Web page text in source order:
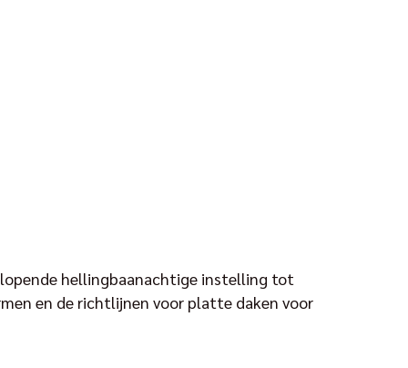
hellingbaanachtige instelling tot
en de richtlijnen voor platte daken voor